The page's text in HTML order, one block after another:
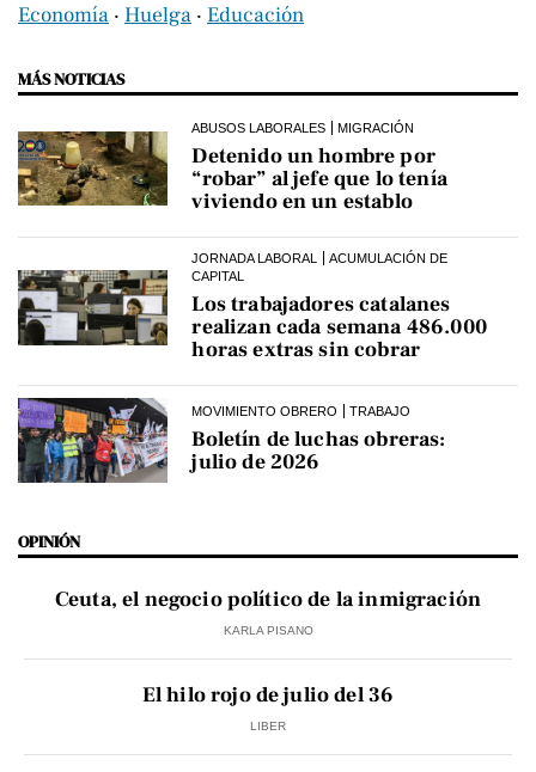
Economía ‧ Huelga ‧ Educación
MÁS NOTICIAS
ABUSOS LABORALES MIGRACIÓN
Detenido un hombre por
“robar” al jefe que lo tenía
viviendo en un establo
JORNADA LABORAL
ACUMULACIÓN DE
CAPITAL
Los trabajadores catalanes
realizan cada semana 486.000
horas extras sin cobrar
MOVIMIENTO OBRERO TRABAJO
Boletín de luchas obreras:
julio de 2026
OPINIÓN
Ceuta, el negocio político de la inmigración
KARLA PISANO
El hilo rojo de julio del 36
LIBER